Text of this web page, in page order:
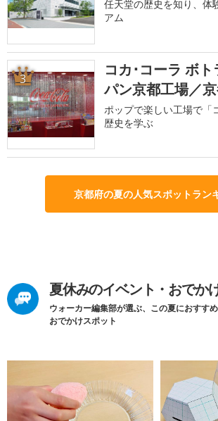
任天堂の歴史を知り、体
アム
3
コカ･コーラ ボ
パン京都工場／
ポップで楽しい工場で「
歴史を学ぶ
京都府の夏の人気スポットラン
夏休みのイベント・おでか
ウォーカー編集部が選ぶ、この夏におすす
おでかけスポット